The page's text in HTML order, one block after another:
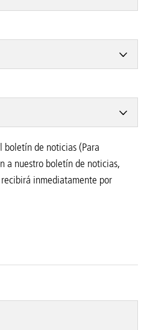
boletín de noticias (Para
boletín de noticias,
inmediatamente por